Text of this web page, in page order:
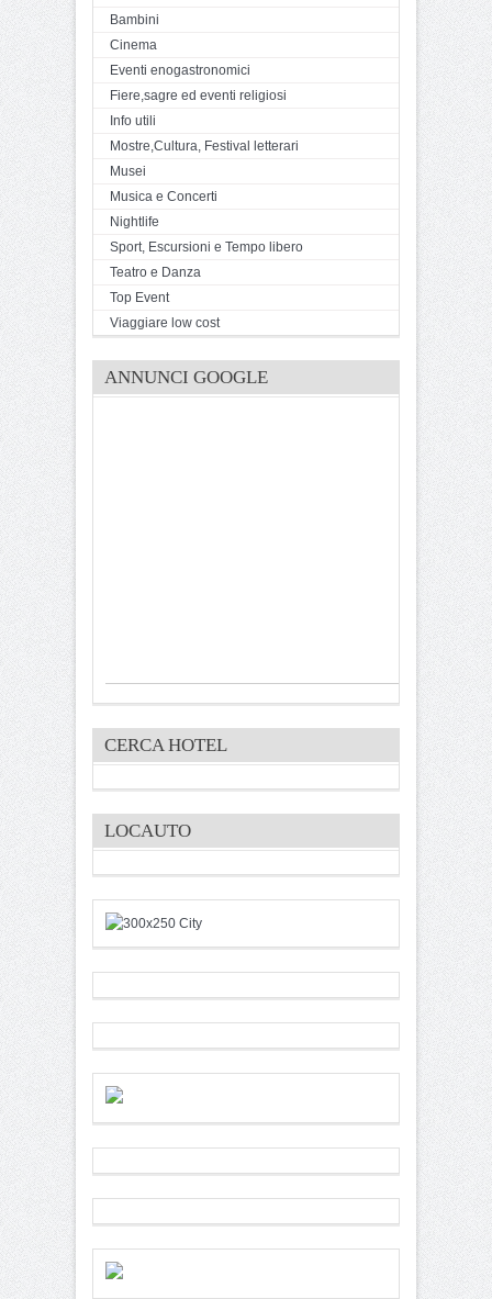
Bambini
Cinema
Eventi enogastronomici
Fiere,sagre ed eventi religiosi
Info utili
Mostre,Cultura, Festival letterari
Musei
Musica e Concerti
Nightlife
Sport, Escursioni e Tempo libero
Teatro e Danza
Top Event
Viaggiare low cost
ANNUNCI GOOGLE
CERCA HOTEL
LOCAUTO